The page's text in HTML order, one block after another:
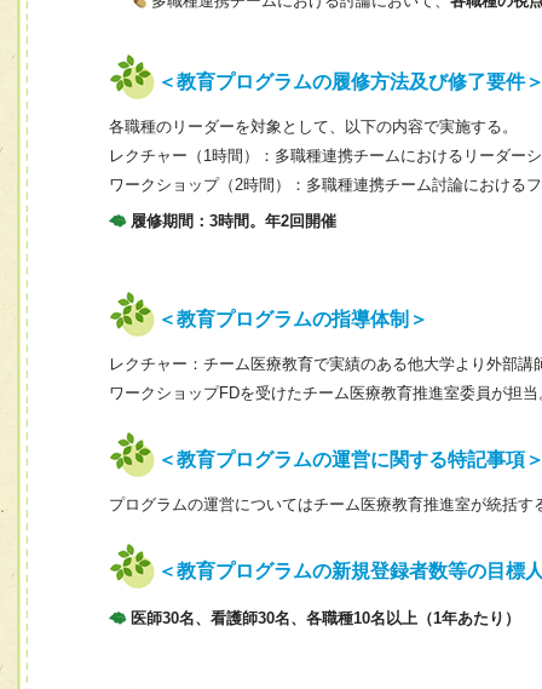
＜教育プログラムの履修方法及び修了要件
各職種のリーダーを対象として、以下の内容で実施する。
レクチャー（1時間）：多職種連携チームにおけるリーダー
ワークショップ（2時間）：多職種連携チーム討論における
履修期間：3時間。年2回開催
＜教育プログラムの指導体制＞
レクチャー：チーム医療教育で実績のある他大学より外部講
ワークショップFDを受けたチーム医療教育推進室委員が担当
＜教育プログラムの運営に関する特記事項
プログラムの運営についてはチーム医療教育推進室が統括す
＜教育プログラムの新規登録者数等の目標
医師30名、看護師30名、各職種10名以上（1年あたり）